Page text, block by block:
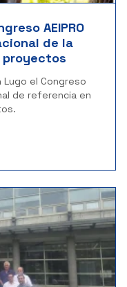
AEIPRO
de la
proyectos
Lugo el Congreso
de referencia en